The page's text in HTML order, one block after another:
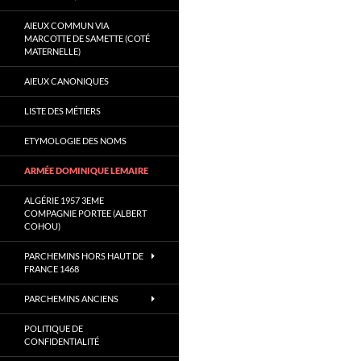
AIEUX COMMUN VIA
MARCOTTE DE SAMETTE (COTÉ
MATERNELLE)
AIEUX CANONIQUES
LISTE DES MÉTIERS
ETYMOLOGIE DES NOMS
ARMÉE DOMINIQUE LEMAIRE
ALGÉRIE 1957 3EME
COMPAGNIE PORTEE (ALBERT
COHOU)
PARCHEMINS HORS HAUT DE
FRANCE 1468
PARCHEMINS ANCIENS
POLITIQUE DE
CONFIDENTIALITÉ